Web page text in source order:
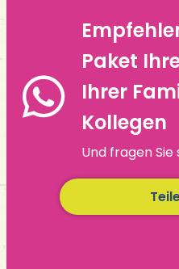
Paket
Ihrer
Kollegen
Und fragen